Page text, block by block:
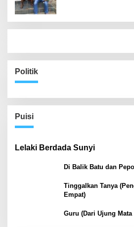
Politik
Puisi
Lelaki Berdada Sunyi
Di Balik Batu dan
Tinggalkan Tanya
Empat)
Guru (Dari Ujung Mata